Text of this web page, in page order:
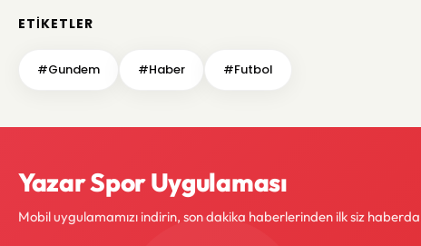
ETIKETLER
#Gundem #Haber #Futbol
Yazar Spor Uygulaması
Mobil uygulamamızı indirin, son dakika haberlerinden ilk siz